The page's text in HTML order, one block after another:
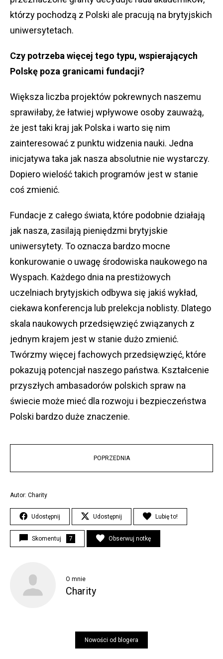
którzy pochodzą z Polski ale pracują na brytyjskich
uniwersytetach.
Czy potrzeba więcej tego typu, wspierających
Polskę poza granicami fundacji?
Większa liczba projektów pokrewnych naszemu
sprawiłaby, że łatwiej wpływowe osoby zauważą,
że jest taki kraj jak Polska i warto się nim
zainteresować z punktu widzenia nauki. Jedna
inicjatywa taka jak nasza absolutnie nie wystarczy.
Dopiero wielość takich programów jest w stanie
coś zmienić.
Fundacje z całego świata, które podobnie działają
jak nasza, zasilają pieniędzmi brytyjskie
uniwersytety. To oznacza bardzo mocne
konkurowanie o uwagę środowiska naukowego na
Wyspach. Każdego dnia na prestiżowych
uczelniach brytyjskich odbywa się jakiś wykład,
ciekawa konferencja lub prelekcja noblisty. Dlatego
skala naukowych przedsięwzięć związanych z
jednym krajem jest w stanie dużo zmienić.
Twórzmy więcej fachowych przedsięwzięć, które
pokazują potencjał naszego państwa. Kształcenie
przyszłych ambasadorów polskich spraw na
świecie może mieć dla rozwoju i bezpieczeństwa
Polski bardzo duże znaczenie.
POPRZEDNIA
Autor: Charity
Udostępnij Udostępnij Lubię to!
Skomentuj 7 Obserwuj notkę
O mnie
Charity
Nowości od blogera